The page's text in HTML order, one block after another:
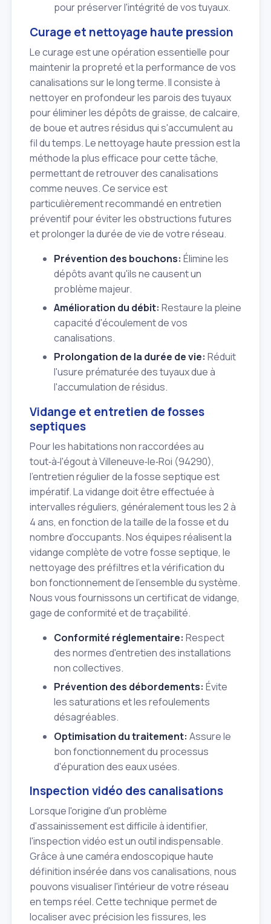
pour préserver l'intégrité de vos tuyaux.
Curage et nettoyage haute pression
Le curage est une opération essentielle pour
maintenir la propreté et la performance de vos
canalisations sur le long terme. Il consiste à
nettoyer en profondeur les parois des tuyaux
pour éliminer les dépôts de graisse, de calcaire,
de boue et autres résidus qui s'accumulent au
fil du temps. Le nettoyage haute pression est la
méthode la plus efficace pour cette tâche,
permettant de retrouver des canalisations
comme neuves. Ce service est
particulièrement recommandé en entretien
préventif pour éviter les obstructions futures
et prolonger la durée de vie de votre réseau.
Prévention des bouchons: Élimine les
dépôts avant qu'ils ne causent un
problème majeur.
Amélioration du débit: Restaure la pleine
capacité d'écoulement de vos
canalisations.
Prolongation de la durée de vie: Réduit
l'usure prématurée des tuyaux due à
l'accumulation de résidus.
Vidange et entretien de fosses
septiques
Pour les habitations non raccordées au
tout‑à‑l'égout à Villeneuve‑le‑Roi (94290),
l'entretien régulier de la fosse septique est
impératif. La vidange doit être effectuée à
intervalles réguliers, généralement tous les 2 à
4 ans, en fonction de la taille de la fosse et du
nombre d'occupants. Nos équipes réalisent la
vidange complète de votre fosse septique, le
nettoyage des préfiltres et la vérification du
bon fonctionnement de l'ensemble du système.
Nous vous fournissons un certificat de vidange,
gage de conformité et de traçabilité.
Conformité réglementaire: Respect
des normes d'entretien des installations
non collectives.
Prévention des débordements: Évite
les saturations et les refoulements
désagréables.
Optimisation du traitement: Assure le
bon fonctionnement du processus
d'épuration des eaux usées.
Inspection vidéo des canalisations
Lorsque l'origine d'un problème
d'assainissement est difficile à identifier,
l'inspection vidéo est un outil indispensable.
Grâce à une caméra endoscopique haute
définition insérée dans vos canalisations, nous
pouvons visualiser l'intérieur de votre réseau
en temps réel. Cette technique permet de
localiser avec précision les fissures, les